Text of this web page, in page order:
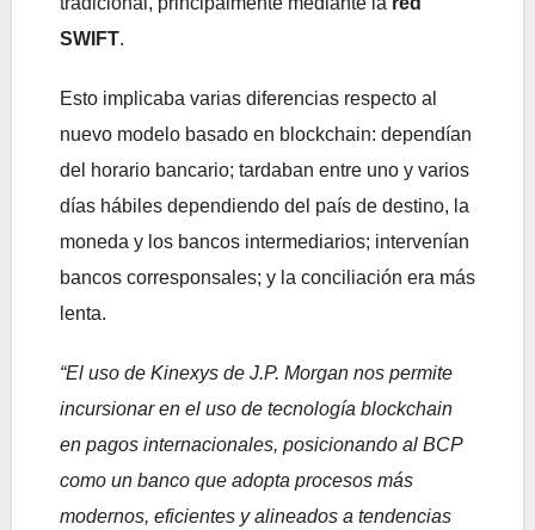
SWIFT.
Esto implicaba varias diferencias respecto al
nuevo modelo basado en blockchain: dependían
del horario bancario; tardaban entre uno y varios
días hábiles dependiendo del país de destino, la
moneda y los bancos intermediarios; intervenían
bancos corresponsales; y la conciliación era más
lenta.
“El uso de Kinexys de J.P. Morgan nos permite
incursionar en el uso de tecnología blockchain
en pagos internacionales, posicionando al BCP
como un banco que adopta procesos más
modernos, eficientes y alineados a tendencias